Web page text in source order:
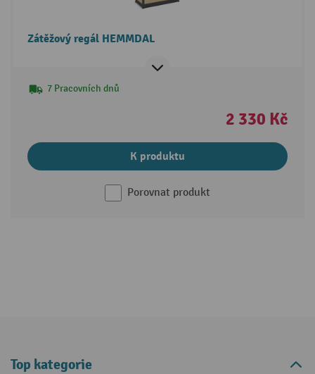
Zátěžový regál HEMMDAL
7 Pracovních dnů
2 330 Kč
K produktu
Porovnat produkt
Top kategorie